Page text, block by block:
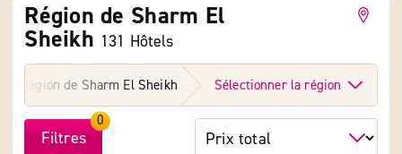
Région de Sharm El
Sheikh 131 Hôtels
Région de Sharm El Sheikh Sélectionner la région
Filtres
0